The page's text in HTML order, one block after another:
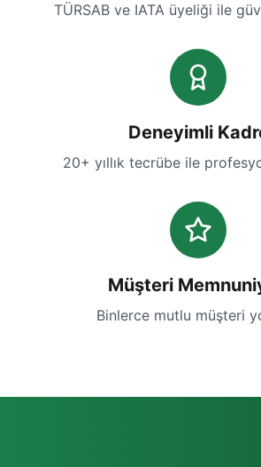
TÜRSAB ve IATA üyeliği ile
Deneyimli
20+ yıllık tecrübe ile
Müşteri
Binlerce mutlu müşteri